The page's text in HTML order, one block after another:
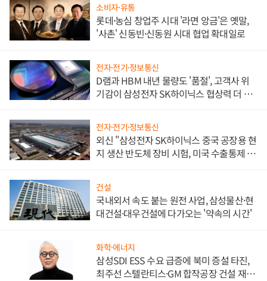
소비자·유통
롯데·농심 창업주 시대 '라면 앙금'은 옛말,
'사촌' 신동빈·신동원 시대 협업 확대일로
전자·전기·정보통신
D램과 HBM 내년 물량도 '품절', 고객사 위
기감이 삼성전자 SK하이닉스 협상력 더 키
전자·전기·정보통신
외신 "삼성전자 SK하이닉스 중국 공장용 현
지 생산 반도체 장비 시험, 미국 수출통제 대
건설
국내외서 속도 붙는 원전 사업, 삼성물산·현
대건설·대우건설에 다가오는 '약속의 시간'
화학·에너지
삼성SDI ESS 수요 급증에 북미 증설 타진,
최주선 스텔란티스·GM 합작공장 건설 재추